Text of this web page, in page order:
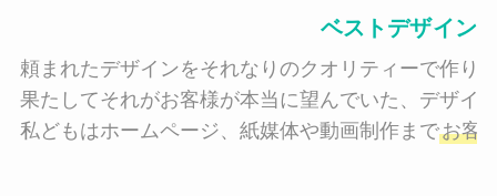
ベストデザイン
頼まれたデザインをそれなりのクオリティーで作り
果たしてそれがお客様が本当に望んでいた、デザイ
私どもはホームページ、紙媒体や動画制作までお客